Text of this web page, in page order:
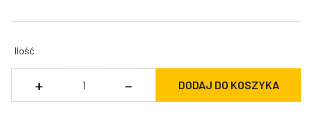
Ilość
+
Grot
– DODAJ DO KOSZYKA